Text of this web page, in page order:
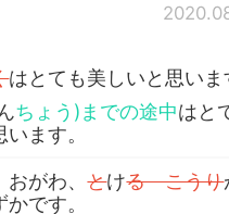
はとても美しいと思いま
ちょう)までの途中はと
います。
おがわ、とける こうり
かです。